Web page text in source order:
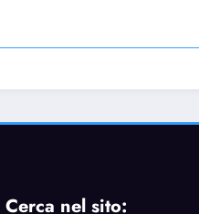
Cerca nel sito: